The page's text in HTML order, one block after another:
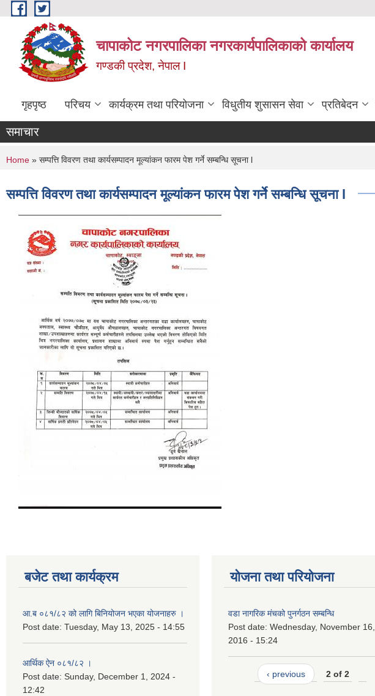
Skip to main content
चापाकोट नगरपालिका नगरकार्यपालिकाको कार्यालय
गण्डकी प्रदेश, नेपाल I
गृहपृष्ठ परिचय कार्यक्रम तथा परियोजना विधुतीय शुसासन सेवा प्रतिबेदन
समाचार
You are here
Home » सम्पत्ति विवरण तथा कार्यसम्पादन मूल्यांकन फारम पेश गर्ने सम्बन्धि सूचना l
सम्पत्ति विवरण तथा कार्यसम्पादन मूल्यांकन फारम पेश गर्ने सम्बन्धि सूचना l
बजेट तथा कार्यक्रम
आ.ब ०८१/८२ को लागि बिनियोजन भएका योजनाहरु ।
Post date: Tuesday, May 13, 2025 - 14:55
आर्थिक ऐन ०८१/८२ ।
Post date: Sunday, December 1, 2024 -
12:42
योजना तथा परियोजना
वडा नागरिक मंचको पुनर्गठन सम्बन्धि
Post date: Wednesday, November 16,
2016 - 15:24
‹ previous 2 of 2